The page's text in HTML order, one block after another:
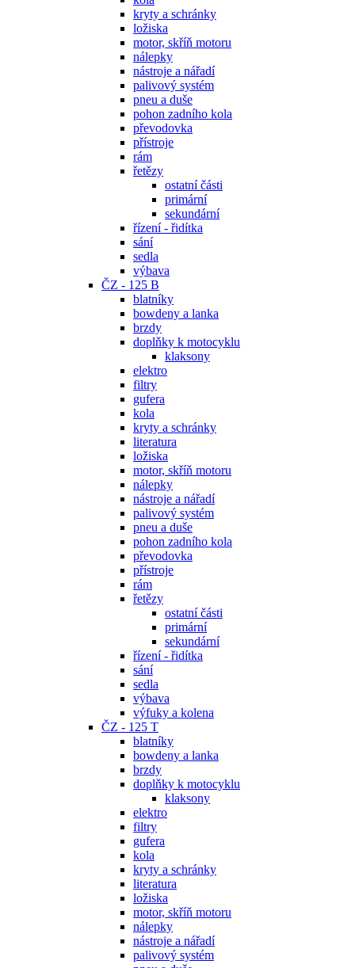
kryty a schránky
ložiska
motor, skříň motoru
nálepky
nástroje a nářadí
palivový systém
pneu a duše
pohon zadního kola
převodovka
přístroje
rám
řetězy
ostatní části
primární
sekundární
řízení - řidítka
sání
sedla
výbava
ČZ - 125 B
blatníky
bowdeny a lanka
brzdy
doplňky k motocyklu
klaksony
elektro
filtry
gufera
kola
kryty a schránky
literatura
ložiska
motor, skříň motoru
nálepky
nástroje a nářadí
palivový systém
pneu a duše
pohon zadního kola
převodovka
přístroje
rám
řetězy
ostatní části
primární
sekundární
řízení - řidítka
sání
sedla
výbava
výfuky a kolena
ČZ - 125 T
blatníky
bowdeny a lanka
brzdy
doplňky k motocyklu
klaksony
elektro
filtry
gufera
kola
kryty a schránky
literatura
ložiska
motor, skříň motoru
nálepky
nástroje a nářadí
palivový systém